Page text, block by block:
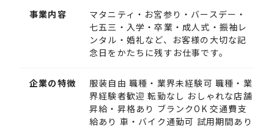
事業内容
マタニティ・お宮参り・バースデー・
七五三・入学・卒業・成人式・振袖レ
ンタル・婚礼など、お客様の大切な記
念日をかたちに残すお仕事です。
企業の特徴
服装自由 職種・業界未経験可 職種・業
界経験者歓迎 転勤なし おしゃれな店舗
昇給・昇格あり ブランクOK 交通費支
給あり 車・バイク通勤可 試用期間あり